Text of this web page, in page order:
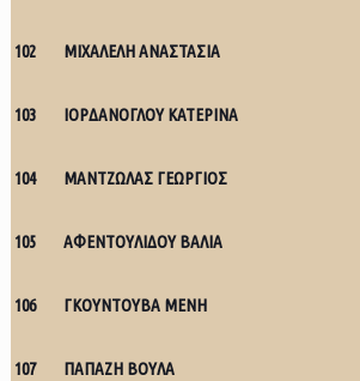
102 ΜΙΧΑΛΕΛΗ ΑΝΑΣΤΑΣΙΑ
103 ΙΟΡΔΑΝΟΓΛΟΥ ΚΑΤΕΡΙΝΑ
104 ΜΑΝΤΖΩΛΑΣ ΓΕΩΡΓΙΟΣ
105 ΑΦΕΝΤΟΥΛΙΔΟΥ ΒΑΛΙΑ
106 ΓΚΟΥΝΤΟΥΒΑ ΜΕΝΗ
107 ΠΑΠΑΖΗ ΒΟΥΛΑ